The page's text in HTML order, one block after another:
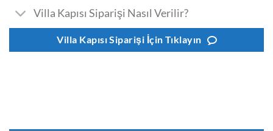
Villa Kapısı Siparişi Nasıl Verilir?
Villa Kapısı Siparişi İçin Tıklayın